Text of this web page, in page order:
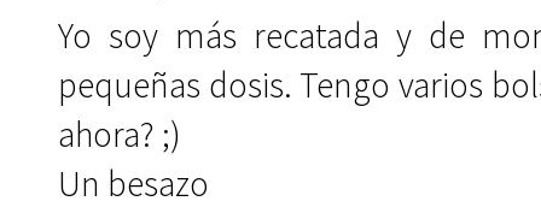
Yo soy más recatada y de
pequeñas dosis. Tengo varios
ahora? ;)
Un besazo